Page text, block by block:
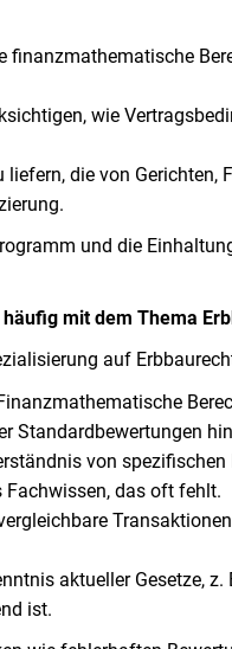
finanzmathematische
wie
die von
und die
mit dem Thema
auf
Standardbewertungen
von
Fachwissen, das oft fehlt.
aktueller Gesetze,
ist.